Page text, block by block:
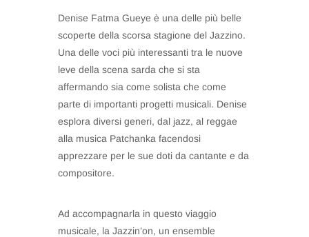
Denise Fatma Gueye è una delle più belle
scoperte della scorsa stagione del Jazzino.
Una delle voci più interessanti tra le nuove
leve della scena sarda che si sta
affermando sia come solista che come
parte di importanti progetti musicali. Denise
esplora diversi generi, dal jazz, al reggae
alla musica Patchanka facendosi
apprezzare per le sue doti da cantante e da
compositore.
Ad accompagnarla in questo viaggio
musicale, la Jazzin’on, un ensemble